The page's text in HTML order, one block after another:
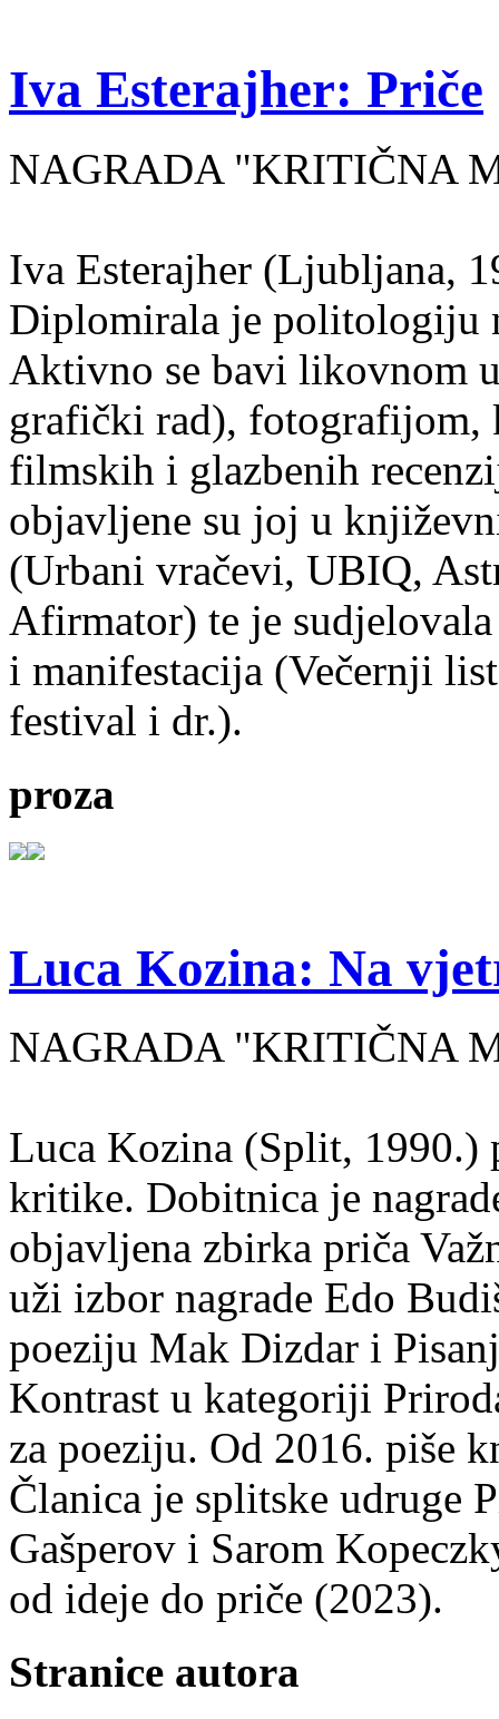
Iva Esterajher: Priče
NAGRADA "KRITIČNA
Iva Esterajher (Ljubljana,
Diplomirala je politologiju
Aktivno se bavi likovnom
grafički rad), fotografijom,
filmskih i glazbenih
objavljene su joj u
(Urbani vračevi, UBIQ,
Afirmator) te je
i manifestacija (Večernji
festival i dr.).
proza
Luca Kozina: Na
NAGRADA "KRITIČNA
Luca Kozina (Split, 1990.)
kritike. Dobitnica je
objavljena zbirka priča
uži izbor nagrade Edo
poeziju Mak Dizdar i
Kontrast u kategoriji
za poeziju. Od 2016. piše
Članica je splitske udruge
Gašperov i Sarom
od ideje do priče (2023).
Stranice autora